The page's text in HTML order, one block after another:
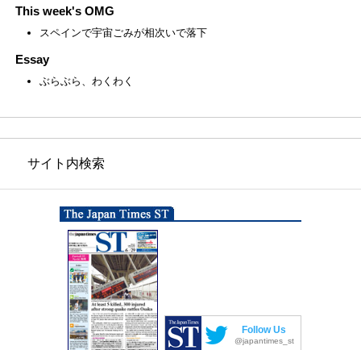
This week's OMG
スペインで宇宙ごみが相次いで落下
Essay
ぶらぶら、わくわく
サイト内検索
Follow Us
@japantimes_st